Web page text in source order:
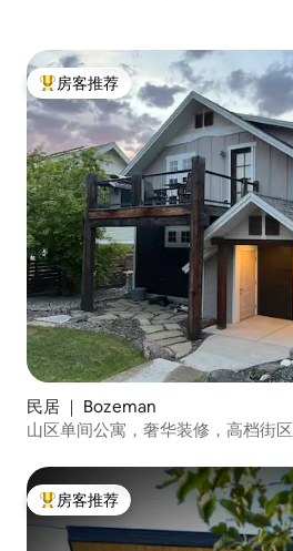
热门「房客推荐」
房客推荐
民居 ｜ Bozeman
山区单间公寓，奢华装修，高档街区
热门「房客推荐」
房客推荐